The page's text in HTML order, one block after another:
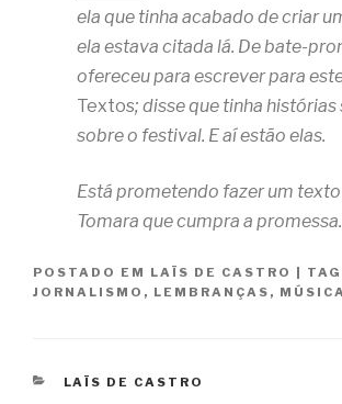
ela que tinha acabado de criar
ela estava citada lá. De bate-
ofereceu para escrever para
Textos; disse que tinha
sobre o festival. E aí estão elas.
Está prometendo fazer um
Tomara que cumpra a promessa.
POSTADO EM LAÏS DE CASTRO
JORNALISMO , LEMBRANÇAS ,
CATEGORIAS
LAÏS DE CASTRO